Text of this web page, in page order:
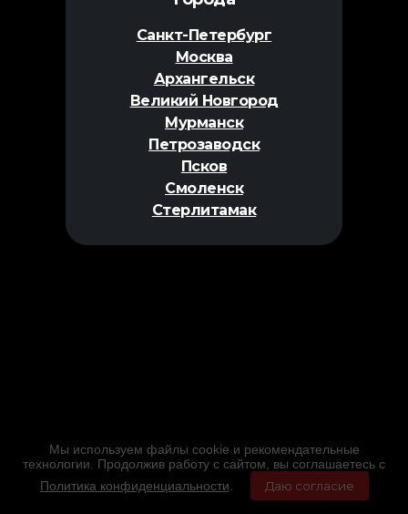
Санкт-Петербург
Москва
Архангельск
Великий Новгород
Мурманск
Петрозаводск
Псков
Смоленск
Стерлитамак
Мы используем файлы cookie и рекомендательные
технологии. Продолжив работу с сайтом, вы соглашаетесь с
Политика конфиденциальности
Даю согласие